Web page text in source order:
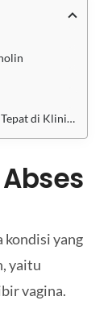
Utama Sentosa
kondisi yang
yaitu
vagina.